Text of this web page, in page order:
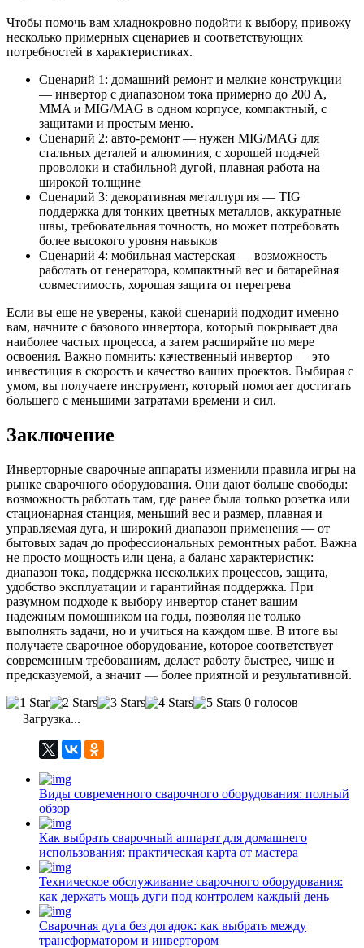
Чтобы помочь вам хладнокровно подойти к выбору, привожу
несколько примерных сценариев и соответствующих
потребностей в характеристиках.
Сценарий 1: домашний ремонт и мелкие конструкции
— инвертор с диапазоном тока примерно до 200 A,
MMA и MIG/MAG в одном корпусе, компактный, с
защитами и простым меню.
Сценарий 2: авто-ремонт — нужен MIG/MAG для
стальных деталей и алюминия, с хорошей подачей
проволоки и стабильной дугой, плавная работа на
широкой толщине
Сценарий 3: декоративная металлургия — TIG
поддержка для тонких цветных металлов, аккуратные
швы, требовательная точность, но может потребовать
более высокого уровня навыков
Сценарий 4: мобильная мастерская — возможность
работать от генератора, компактный вес и батарейная
совместимость, хорошая защита от перегрева
Если вы еще не уверены, какой сценарий подходит именно
вам, начните с базового инвертора, который покрывает два
наиболее частых процесса, а затем расширяйте по мере
освоения. Важно помнить: качественный инвертор — это
инвестиция в скорость и качество ваших проектов. Выбирая с
умом, вы получаете инструмент, который помогает достигать
большего с меньшими затратами времени и сил.
Заключение
Инверторные сварочные аппараты изменили правила игры на
рынке сварочного оборудования. Они дают больше свободы:
возможность работать там, где ранее была только розетка или
стационарная станция, меньший вес и размер, плавная и
управляемая дуга, и широкий диапазон применения — от
бытовых задач до профессиональных ремонтных работ. Важна
не просто мощность или цена, а баланс характеристик:
диапазон тока, поддержка нескольких процессов, защита,
удобство эксплуатации и гарантийная поддержка. При
разумном подходе к выбору инвертор станет вашим
надежным помощником на годы, позволяя не только
выполнять задачи, но и учиться на каждом шве. В итоге вы
получаете сварочное оборудование, которое соответствует
современным требованиям, делает работу быстрее, чище и
предсказуемой, а значит — более приятной и результативной.
0 голосов
Загрузка...
Виды современного сварочного оборудования: полный
обзор
Как выбрать сварочный аппарат для домашнего
использования: практическая карта от мастера
Техническое обслуживание сварочного оборудования:
как держать мощь дуги под контролем каждый день
Сварочная дуга без догадок: как выбрать между
трансформатором и инвертором